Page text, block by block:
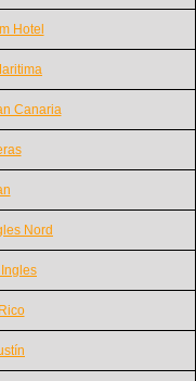
Hotel
Canaria
Nord